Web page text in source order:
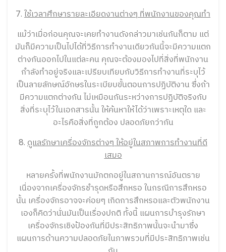
7. ใช้เวลาศึกษารายละเอียดงานต่างๆ ที่พนักงานของคุณทำ
แม้ว่าเมื่อก่อนคุณจะเคยทำงานดังกล่าวมาเช่นกันก็ตาม แต่
มันก็มีความเป็นไปได้ที่วิธีการทำงานเดียวกันนี้จะมีความแตก
ต่างกันออกไปในแต่ละคน คุณจะต้องมองไปที่สิ่งที่พนักงาน
กำลังทำอยู่จริงและเปรียบเทียบกับวิธีการทำงานที่ระบุไว้
เป็นลายลักษณ์อักษรในระเบียบขั้นตอนการปฏิบัติงาน ซึ่งถ้า
มีความแตกต่างกัน ไม่เหมือนกันระหว่างการปฏิบัติจริงกับ
สิ่งที่ระบุไว้ในเอกสารนั้น ให้ค้นหาให้ได้ว่าเพราะเหตุใด และ
อะไรคือสิ่งที่ถูกต้อง ปลอดภัยกว่ากัน
8. ดูแลรักษาเครื่องจักรต่างๆ ให้อยู่ในสภาพการทำงานที่ดี
เสมอ
หลายครั้งที่พนักงานมักตกอยู่ในสถานการณ์อันตราย
เนื่องจากเครื่องจักรชำรุดหรือสึกหรอ ในกรณีการสึกหรอ
นั้น เครื่องจักรอาจจะค่อยๆ เกิดการสึกหรอและตัวพนักงาน
เองก็คิดว่านั่นมันเป็นเรื่องปกติ ทั้งนี้ แผนการบำรุงรักษา
เครื่องจักรเชิงป้องกันที่มีประสิทธิภาพนั้นจะนำมาซึ่ง
แผนการด้านความปลอดภัยในภาพรวมที่มีประสิทธิภาพเช่น